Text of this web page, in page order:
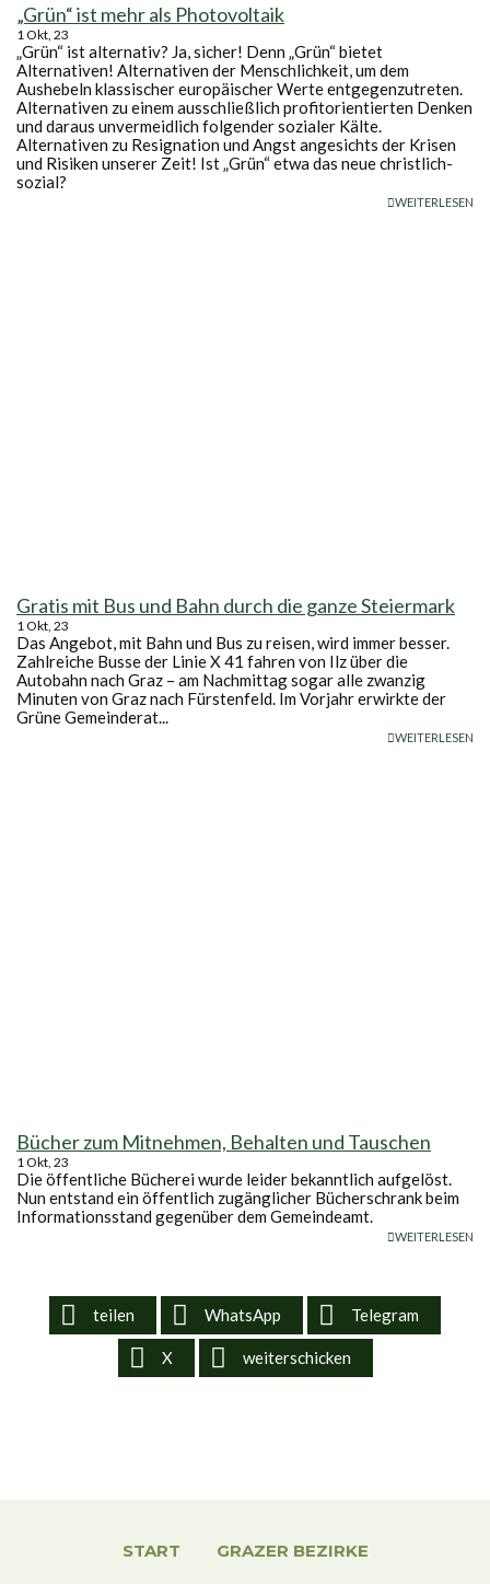
„Grün“ ist mehr als Photovoltaik
1 Okt, 23
„Grün“ ist alternativ? Ja, sicher! Denn „Grün“ bietet
Alternativen! Alternativen der Menschlichkeit, um dem
Aushebeln klassischer europäischer Werte entgegenzutreten.
Alternativen zu einem ausschließlich profitorientierten Denken
und daraus unvermeidlich folgender sozialer Kälte.
Alternativen zu Resignation und Angst angesichts der Krisen
und Risiken unserer Zeit! Ist „Grün“ etwa das neue christlich-
sozial?
WEITERLESEN
Gratis mit Bus und Bahn durch die ganze Steiermark
1Okt, 23
Das Angebot, mit Bahn und Bus zu reisen, wird immer besser.
Zahlreiche Busse der Linie X 41 fahren von Ilz über die
Autobahn nach Graz – am Nachmittag sogar alle zwanzig
Minuten von Graz nach Fürstenfeld. Im Vorjahr erwirkte der
Grüne Gemeinderat...
WEITERLESEN
Bücher zum Mitnehmen, Behalten und Tauschen
1 Okt, 23
Die öffentliche Bücherei wurde leider bekanntlich aufgelöst.
Nun entstand ein öffentlich zugänglicher Bücherschrank beim
Informationsstand gegenüber dem Gemeindeamt.
WEITERLESEN
teilen WhatsApp Telegram
X weiterschicken
START GRAZER BEZIRKE